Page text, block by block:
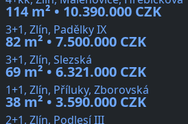
114 m² • 10.390.000 CZK
3+1, Zlín, Padělky IX
82 m² • 7.500.000 CZK
3+1, Zlín, Slezská
69 m² • 6.321.000 CZK
1+1, Zlín, Příluky, Zborovská
38 m² • 3.590.000 CZK
2+1, Zlín, Podlesí III